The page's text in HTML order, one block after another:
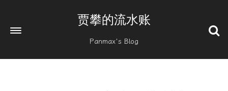
贾攀的流水账
Panmax's Blog